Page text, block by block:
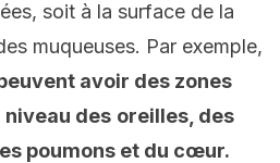
soit à la surface de la
muqueuses. Par exemple,
avoir des zones
des oreilles, des
poumons et du cœur.